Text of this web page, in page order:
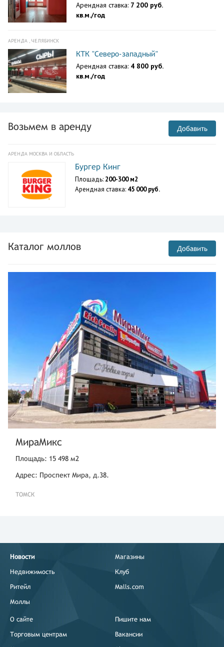
Арендная ставка: 7 200 руб.
кв.м./год
АРЕНДА , ЧЕЛЯБИНСК
КТК "Северо-западный"
Арендная ставка: 4 800 руб.
кв.м./год
Возьмем в аренду Добавить
АРЕНДА МОСКВА И ОБЛАСТЬ
Бургер Кинг
Площадь: 200-300 м2
Арендная ставка: 45 000 руб.
Каталог моллов Добавить
МираМикс
Площадь: 15 498 м2
Адрес: Проспект Мира, д.38.
ТОМСК
Новости
Недвижимость
Ритейл
Моллы
Магазины
Клуб
Malls.com
О сайте
Торговым центрам
Пишите нам
Вакансии